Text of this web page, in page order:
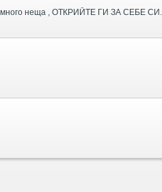
много неща , ОТКРИЙТЕ ГИ ЗА СЕБЕ СИ...